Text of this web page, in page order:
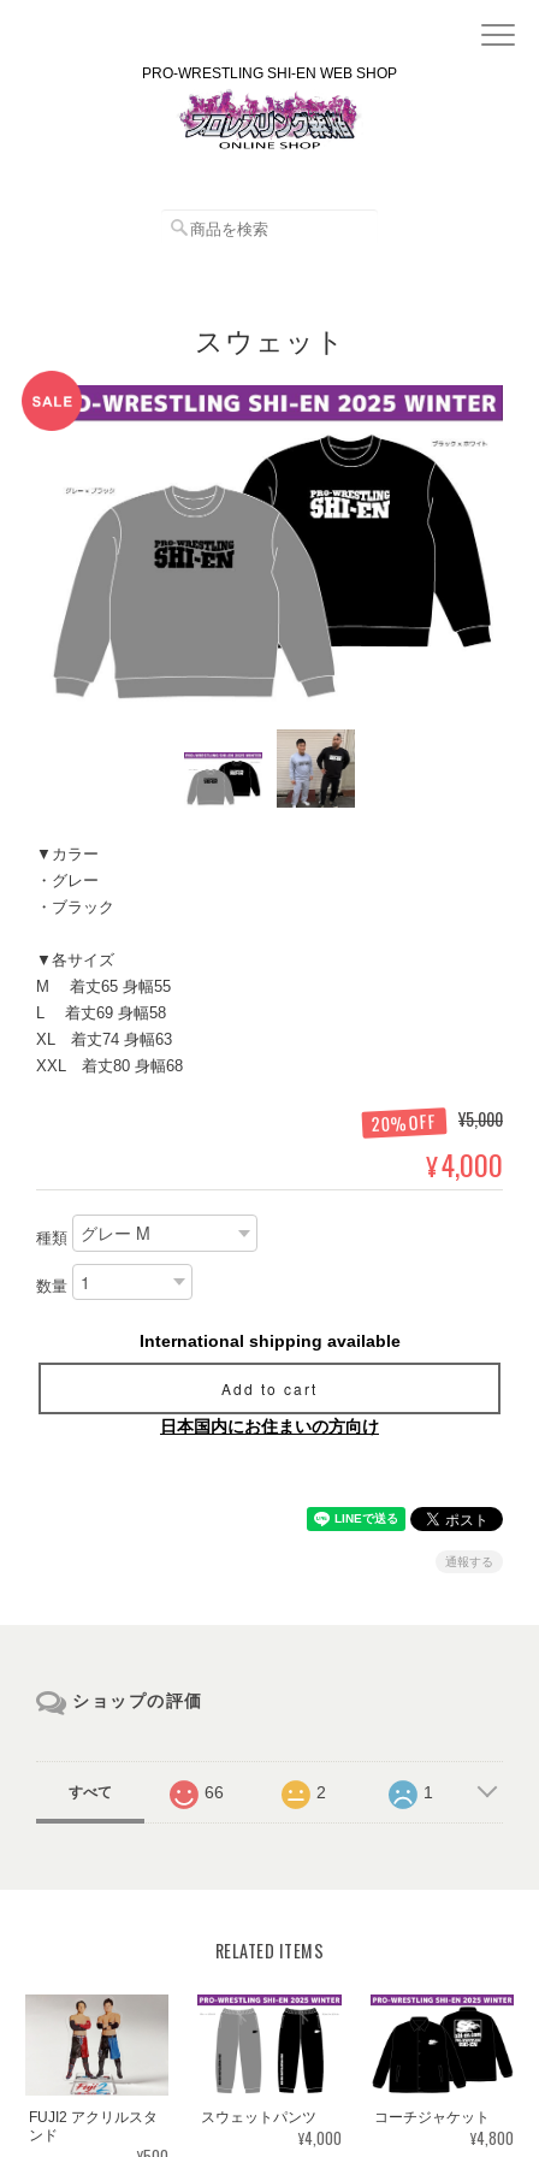
PRO-WRESTLING SHI-EN WEB SHOP
スウェット
▼カラー
・グレー
・ブラック
▼各サイズ
M 着丈65 身幅55
L 着丈69 身幅58
XL 着丈74 身幅63
XXL 着丈80 身幅68
20%OFF ¥5,000
¥4,000
種類
数量
International shipping available
Add to cart
日本国内にお住まいの方向け
通報する
ショップの評価
すべて 66 2 1
RELATED ITEMS
FUJI2 アクリルスタ
ンド
スウェットパンツ
¥4,000
コーチジャケット
¥4,800